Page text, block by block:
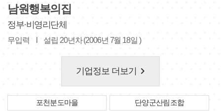
하
세
요
남원행복의집
정부·비영리단체
무입력 설립 20년차 (2006년 7월 18일 )
기업정보 더보기 keyboard_arrow_right
포천분도마을 단양군산림조합